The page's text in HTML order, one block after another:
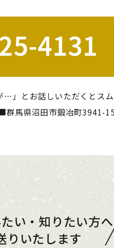
4131
」とお話しいただくとス
馬県沼田市鍛冶町3941-
い・知りたい方へ
りいたします